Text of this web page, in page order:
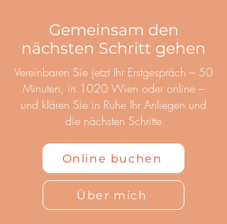
Gemeinsam den
nächsten Schritt gehen
Vereinbaren Sie jetzt Ihr Erstgespräch – 50
Minuten, in 1020 Wien oder online –
und klären Sie in Ruhe Ihr Anliegen und
die nächsten Schritte
Online buchen
Über mich